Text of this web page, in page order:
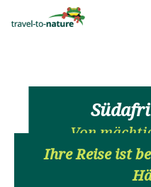
Von
Ihre Reise ist